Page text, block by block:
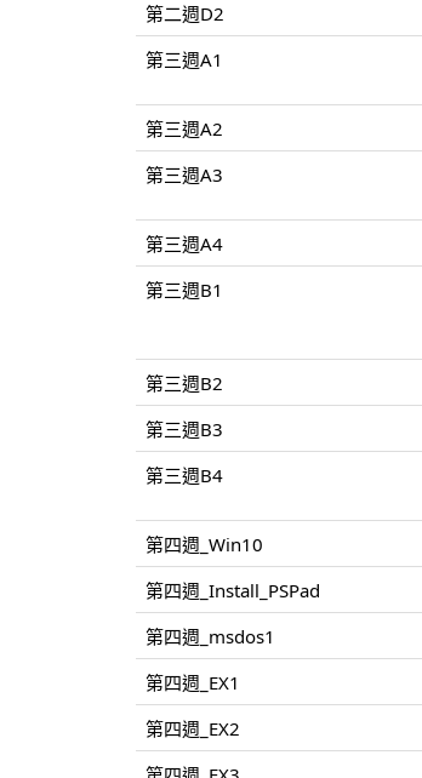
第二週D2
第三週A1
第三週A2
第三週A3
第三週A4
第三週B1
第三週B2
第三週B3
第三週B4
第四週_Win10
第四週_Install_PSPad
第四週_msdos1
第四週_EX1
第四週_EX2